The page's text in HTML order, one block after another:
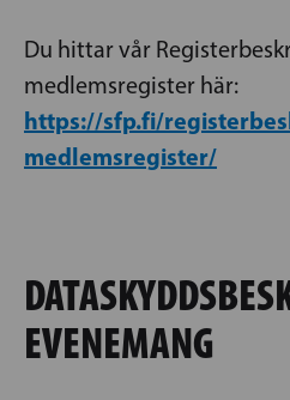
Du hittar vår
medlemsregister här:
https://sfp.fi/
medlemsregister/
EVENEMANG